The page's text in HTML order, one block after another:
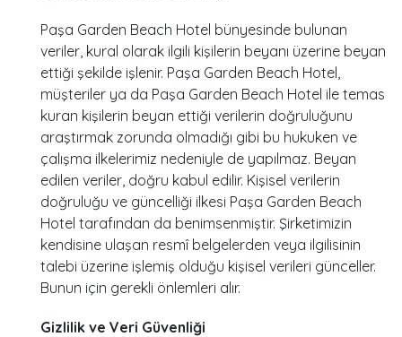
Paşa Garden Beach Hotel bünyesinde bulunan
veriler, kural olarak ilgili kişilerin beyanı üzerine beyan
ettiği şekilde işlenir. Paşa Garden Beach Hotel,
müşteriler ya da Paşa Garden Beach Hotel ile temas
kuran kişilerin beyan ettiği verilerin doğruluğunu
araştırmak zorunda olmadığı gibi bu hukuken ve
çalışma ilkelerimiz nedeniyle de yapılmaz. Beyan
edilen veriler, doğru kabul edilir. Kişisel verilerin
doğruluğu ve güncelliği ilkesi Paşa Garden Beach
Hotel tarafından da benimsenmiştir. Şirketimizin
kendisine ulaşan resmî belgelerden veya ilgilisinin
talebi üzerine işlemiş olduğu kişisel verileri günceller.
Bunun için gerekli önlemleri alır.
Gizlilik ve Veri Güvenliği